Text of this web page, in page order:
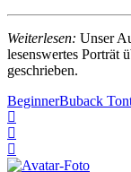
Weiterlesen: Unser
lesenswertes Porträt
geschrieben.
BeginnerBuback